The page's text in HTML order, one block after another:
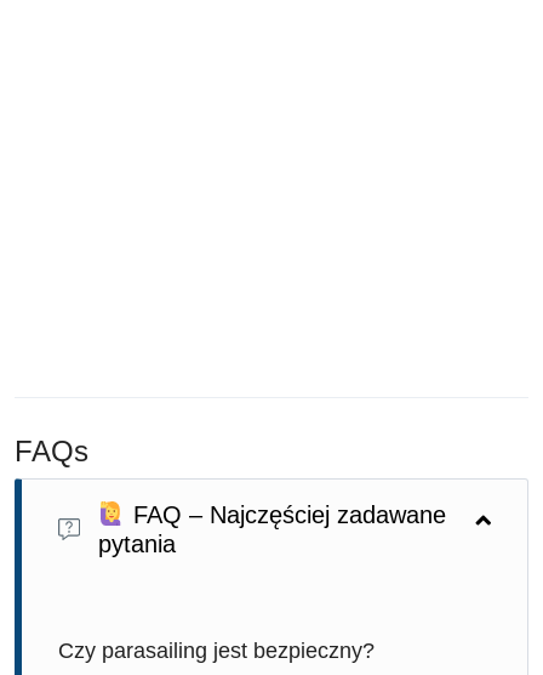
FAQs
FAQ – Najczęściej zadawane
pytania
Czy parasailing jest bezpieczny?